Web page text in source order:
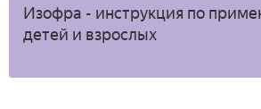
Изофра - инструкция по
детей и взрослых